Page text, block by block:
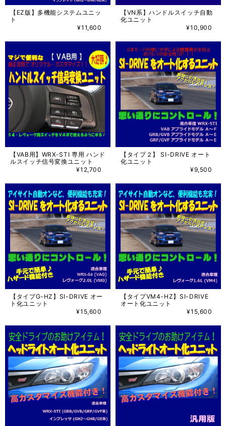
【EZ版】多機能システムユニッ
ト
¥11,600
【VN系】ハンドルスイッチ自動
化ユニット
¥10,900
【VAB用】WRX-STI 専用 ハンド
ルスイッチ信号変換ユニット
¥12,700
【タイプ２】 SI-DRIVE オート
化ユニット
¥9,500
【タイプG-HZ】SI-DRIVE オー
ト化ユニット
¥15,600
【タイプVM4-HZ】SI-DRIVE
オート化ユニット
¥15,600